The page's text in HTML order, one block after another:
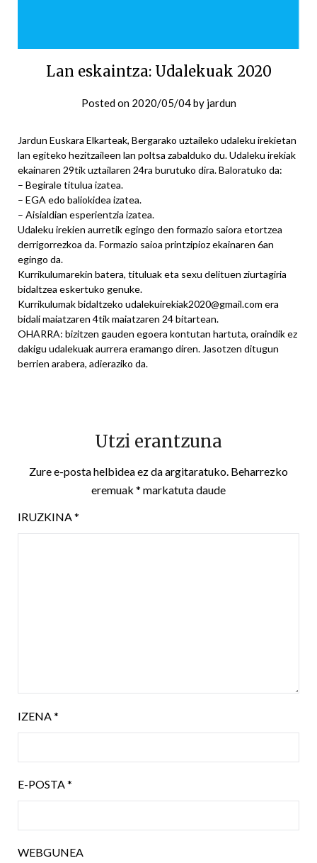
Lan eskaintza: Udalekuak 2020
Posted on 2020/05/04by jardun
Jardun Euskara Elkarteak, Bergarako uztaileko udaleku irekietan
lan egiteko hezitzaileen lan poltsa zabalduko du. Udaleku irekiak
ekainaren 29tik uztailaren 24ra burutuko dira. Baloratuko da:
– Begirale titulua izatea.
– EGA edo baliokidea izatea.
– Aisialdian esperientzia izatea.
Udaleku irekien aurretik egingo den formazio saiora etortzea
derrigorrezkoa da. Formazio saioa printzipioz ekainaren 6an
egingo da.
Kurrikulumarekin batera, tituluak eta sexu delituen ziurtagiria
bidaltzea eskertuko genuke.
Kurrikulumak bidaltzeko udalekuirekiak2020@gmail.com era
bidali maiatzaren 4tik maiatzaren 24 bitartean.
OHARRA: bizitzen gauden egoera kontutan hartuta, oraindik ez
dakigu udalekuak aurrera eramango diren. Jasotzen ditugun
berrien arabera, adieraziko da.
Utzi erantzuna
Zure e-posta helbidea ez da argitaratuko. Beharrezko
eremuak * markatuta daude
IRUZKINA*
IZENA*
E-POSTA*
WEBGUNEA